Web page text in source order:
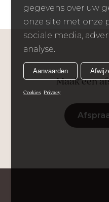
Maak een
gegevens over uw
onze site met onze
sociale media,
analyse.
Aanvaarden
Cookies Privacy